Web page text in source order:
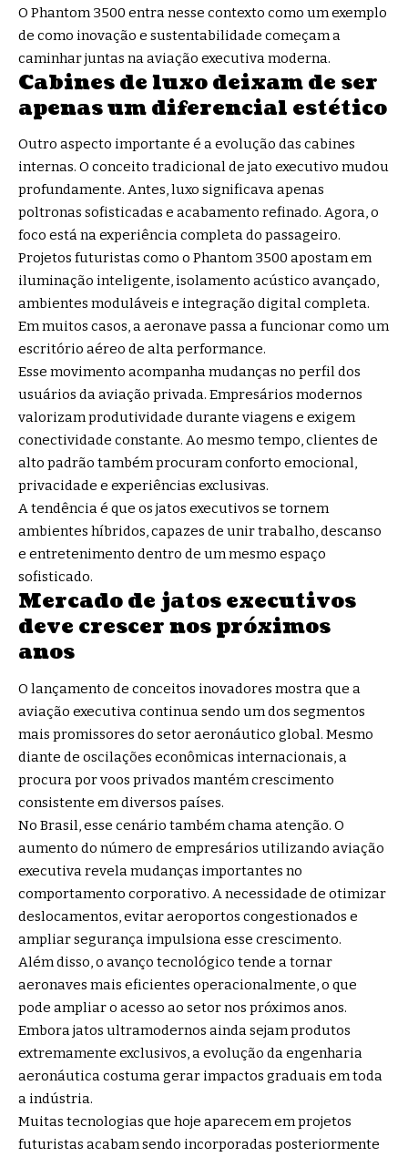
O Phantom 3500 entra nesse contexto como um exemplo
de como inovação e sustentabilidade começam a
caminhar juntas na aviação executiva moderna.
Cabines de luxo deixam de ser
apenas um diferencial estético
Outro aspecto importante é a evolução das cabines
internas. O conceito tradicional de jato executivo mudou
profundamente. Antes, luxo significava apenas
poltronas sofisticadas e acabamento refinado. Agora, o
foco está na experiência completa do passageiro.
Projetos futuristas como o Phantom 3500 apostam em
iluminação inteligente, isolamento acústico avançado,
ambientes moduláveis e integração digital completa.
Em muitos casos, a aeronave passa a funcionar como um
escritório aéreo de alta performance.
Esse movimento acompanha mudanças no perfil dos
usuários da aviação privada. Empresários modernos
valorizam produtividade durante viagens e exigem
conectividade constante. Ao mesmo tempo, clientes de
alto padrão também procuram conforto emocional,
privacidade e experiências exclusivas.
A tendência é que os jatos executivos se tornem
ambientes híbridos, capazes de unir trabalho, descanso
e entretenimento dentro de um mesmo espaço
sofisticado.
Mercado de jatos executivos
deve crescer nos próximos
anos
O lançamento de conceitos inovadores mostra que a
aviação executiva continua sendo um dos segmentos
mais promissores do setor aeronáutico global. Mesmo
diante de oscilações econômicas internacionais, a
procura por voos privados mantém crescimento
consistente em diversos países.
No Brasil, esse cenário também chama atenção. O
aumento do número de empresários utilizando aviação
executiva revela mudanças importantes no
comportamento corporativo. A necessidade de otimizar
deslocamentos, evitar aeroportos congestionados e
ampliar segurança impulsiona esse crescimento.
Além disso, o avanço tecnológico tende a tornar
aeronaves mais eficientes operacionalmente, o que
pode ampliar o acesso ao setor nos próximos anos.
Embora jatos ultramodernos ainda sejam produtos
extremamente exclusivos, a evolução da engenharia
aeronáutica costuma gerar impactos graduais em toda
a indústria.
Muitas tecnologias que hoje aparecem em projetos
futuristas acabam sendo incorporadas posteriormente